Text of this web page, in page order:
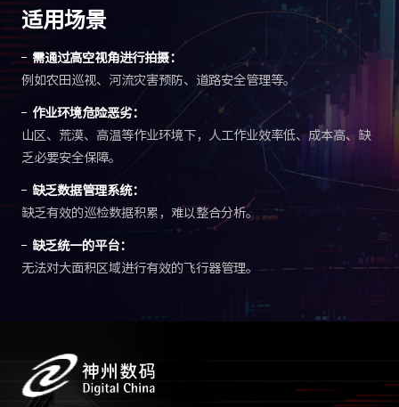
适用场景
需通过高空视角进行拍摄：
例如农田巡视、河流灾害预防、道路安全管理等。
作业环境危险恶劣：
山区、荒漠、高温等作业环境下，人工作业效率低、成本高、缺
乏必要安全保障。
缺乏数据管理系统：
缺乏有效的巡检数据积累，难以整合分析。
缺乏统一的平台：
无法对大面积区域进行有效的飞行器管理。